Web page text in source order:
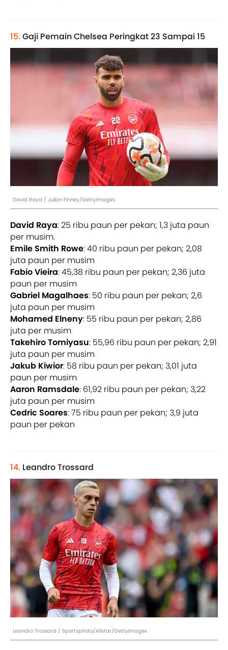
15. Gaji Pemain Chelsea Peringkat 23 Sampai 15
David Raya / Julian Finney/GettyImages
David Raya: 25 ribu paun per pekan; 1,3 juta paun
per musim.
Emile Smith Rowe: 40 ribu paun per pekan; 2,08
juta paun per musim
Fabio Vieira: 45,38 ribu paun per pekan; 2,36 juta
paun per musim
Gabriel Magalhaes: 50 ribu paun per pekan; 2,6
juta paun per musim
Mohamed Elneny: 55 ribu paun per pekan; 2,86
juta per musim
Takehiro Tomiyasu: 55,96 ribu paun per pekan; 2,91
juta paun per musim
Jakub Kiwior: 58 ribu paun per pekan; 3,01 juta
paun per musim
Aaron Ramsdale: 61,92 ribu paun per pekan; 3,22
juta paun per musim
Cedric Soares: 75 ribu paun per pekan; 3,9 juta
paun per pekan
14. Leandro Trossard
Leandro Trossard / Sportsphoto/Allstar/GettyImages